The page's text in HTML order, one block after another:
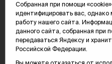
© 2000-2026 Тюменская интернет-
Карта сайта
Собранная при помощи
идентифицировать вас,
работу нашего сайта.
данного сайта, собранная при
передаваться Яндексу и
Российской Федерации.